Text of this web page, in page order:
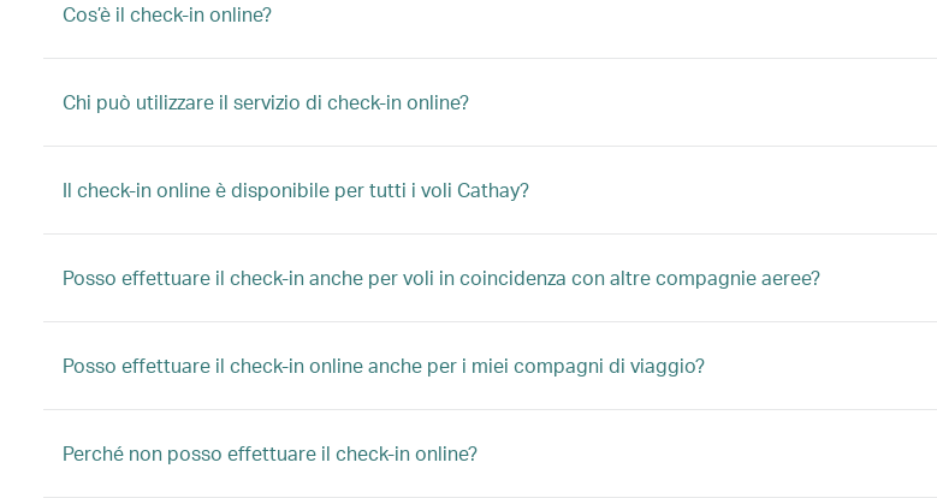
Cos’è il check-in online?
Chi può utilizzare il servizio di check-in online?
Il check-in online è disponibile per tutti i voli Cathay?
Posso effettuare il check-in anche per voli in coincidenza con altre compagnie aeree?
Posso effettuare il check-in online anche per i miei compagni di viaggio?
Perché non posso effettuare il check-in online?